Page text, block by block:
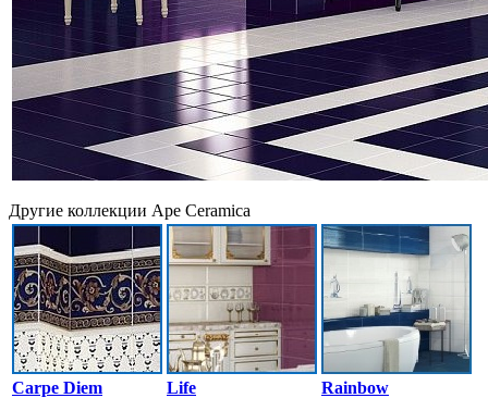
Другие коллекции Ape Ceramica
Carpe Diem Life
Rainbow